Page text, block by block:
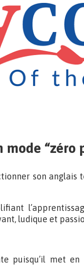
mode “zéro
son anglais
ludique et
puisqu’il met en